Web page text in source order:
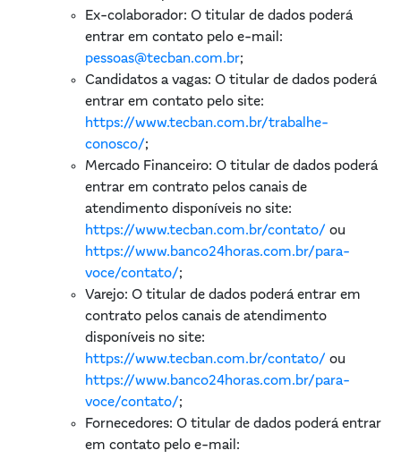
Ex-colaborador: O titular de dados poderá
entrar em contato pelo e-mail:
pessoas@tecban.com.br;
Candidatos a vagas: O titular de dados poderá
entrar em contato pelo site:
https://www.tecban.com.br/trabalhe-
conosco/;
Mercado Financeiro: O titular de dados poderá
entrar em contrato pelos canais de
atendimento disponíveis no site:
https://www.tecban.com.br/contato/ ou
https://www.banco24horas.com.br/para-
voce/contato/;
Varejo: O titular de dados poderá entrar em
contrato pelos canais de atendimento
disponíveis no site:
https://www.tecban.com.br/contato/ ou
https://www.banco24horas.com.br/para-
voce/contato/;
Fornecedores: O titular de dados poderá entrar
em contato pelo e-mail: